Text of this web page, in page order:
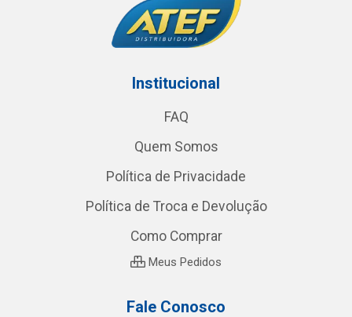
Institucional
FAQ
Quem Somos
Política de Privacidade
Política de Troca e Devolução
Como Comprar
Meus Pedidos
Fale Conosco